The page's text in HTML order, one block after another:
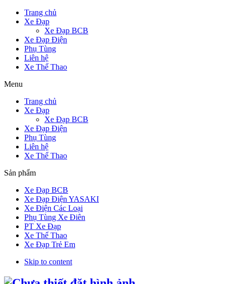
Trang chủ
Xe Đạp
Xe Đạp BCB
Xe Đạp Điện
Phụ Tùng
Liên hệ
Xe Thể Thao
Menu
Trang chủ
Xe Đạp
Xe Đạp BCB
Xe Đạp Điện
Phụ Tùng
Liên hệ
Xe Thể Thao
Sản phẩm
Xe Đạp BCB
Xe Đạp Điện YASAKI
Xe Điện Các Loại
Phụ Tùng Xe Điên
PT Xe Đạp
Xe Thể Thao
Xe Đạp Trẻ Em
Skip to content